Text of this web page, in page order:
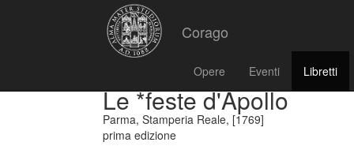
Corago
Opere Eventi Libretti
Le *feste d'Apollo
Parma, Stamperia Reale, [1769]
prima edizione